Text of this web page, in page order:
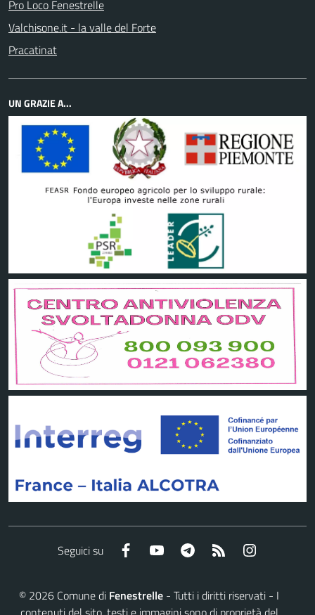
Pro Loco Fenestrelle
Valchisone.it - la valle del Forte
Pracatinat
UN GRAZIE A...
Seguici su Facebook YouTube Telegram RSS
© 2026 Comune di Fenestrelle - Tutti i diritti riservati - I